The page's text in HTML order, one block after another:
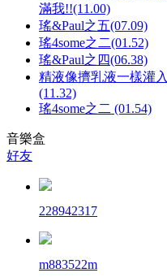
滿我!!(11.00)
瑤&Paul之五(07.09)
瑤4some之二(01.52)
瑤&Paul之四(06.38)
精液像擠乳液一樣灌入
(11.32)
瑤4some之二 (01.54)
音樂盒
好友
228942317
m883522m